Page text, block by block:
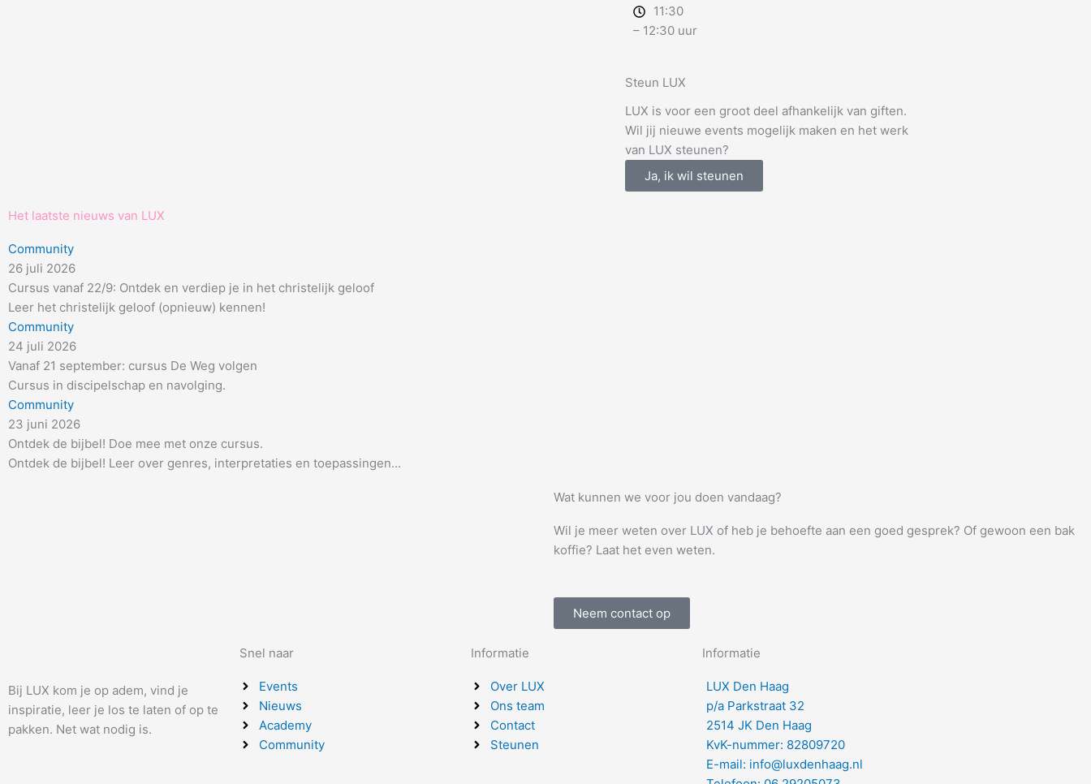
11:30
– 12:30 uur
Steun LUX
LUX is voor een groot deel afhankelijk van giften.
Wil jij nieuwe events mogelijk maken en het werk
van LUX steunen?
Ja, ik wil steunen
Het laatste nieuws van LUX
Community
26 juli 2026
Cursus vanaf 22/9: Ontdek en verdiep je in het christelijk geloof
Leer het christelijk geloof (opnieuw) kennen!
Community
24 juli 2026
Vanaf 21 september: cursus De Weg volgen
Cursus in discipelschap en navolging.
Community
23 juni 2026
Ontdek de bijbel! Doe mee met onze cursus.
Ontdek de bijbel! Leer over genres, interpretaties en toepassingen...
Wat kunnen we voor jou doen vandaag?
Wil je meer weten over LUX of heb je behoefte aan een goed gesprek? Of gewoon een bak
koffie? Laat het even weten.
Neem contact op
Bij LUX kom je op adem, vind je
inspiratie, leer je los te laten of op te
pakken. Net wat nodig is.
Snel naar
Events
Nieuws
Academy
Community
Informatie
Over LUX
Ons team
Contact
Steunen
Informatie
LUX Den Haag
p/a Parkstraat 32
2514 JK Den Haag
KvK-nummer: 82809720
E-mail: info@luxdenhaag.nl